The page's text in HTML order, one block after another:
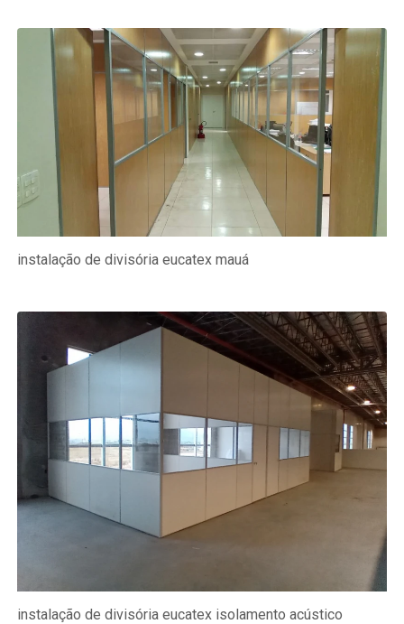
instalação de divisória eucatex mauá
instalação de divisória eucatex isolamento acústico